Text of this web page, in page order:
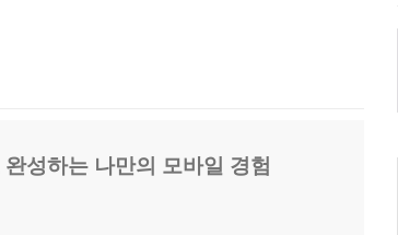
성하는 나만의 모바일 경험